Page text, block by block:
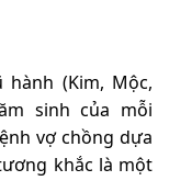
(Kim, Mộc,
sinh của mỗi
vợ chồng dựa
khắc là một